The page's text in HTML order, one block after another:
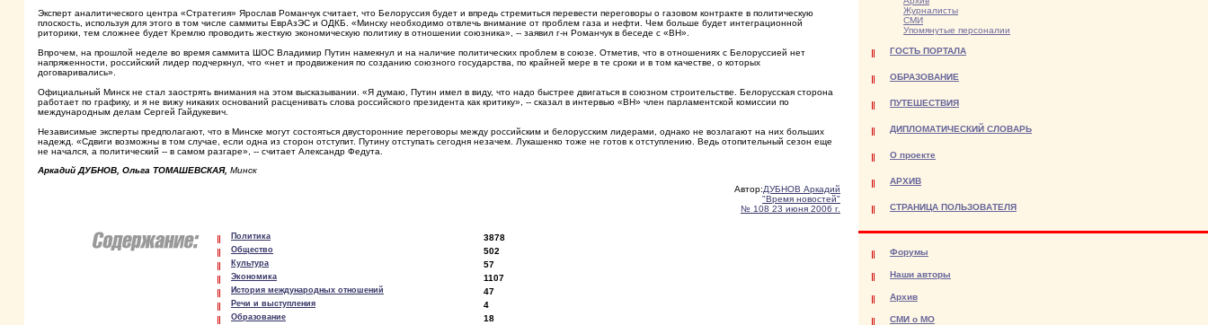
Эксперт аналитического центра «Стратегия» Ярослав Романчук считает, что Белоруссия будет и впредь стремиться перевести переговоры о газовом контракте в политическую
плоскость, используя для этого в том числе саммиты ЕврАзЭС и ОДКБ. «Минску необходимо отвлечь внимание от проблем газа и нефти. Чем больше будет интеграционной
риторики, тем сложнее будет Кремлю проводить жесткую экономическую политику в отношении союзника», -- заявил г-н Романчук в беседе с «ВН».
Впрочем, на прошлой неделе во время саммита ШОС Владимир Путин намекнул и на наличие политических проблем в союзе. Отметив, что в отношениях с Белоруссией нет
напряженности, российский лидер подчеркнул, что «нет и продвижения по созданию союзного государства, по крайней мере в те сроки и в том качестве, о которых
договаривались».
Официальный Минск не стал заострять внимания на этом высказывании. «Я думаю, Путин имел в виду, что надо быстрее двигаться в союзном строительстве. Белорусская сторона
работает по графику, и я не вижу никаких оснований расценивать слова российского президента как критику», -- сказал в интервью «ВН» член парламентской комиссии по
международным делам Сергей Гайдукевич.
Независимые эксперты предполагают, что в Минске могут состояться двусторонние переговоры между российским и белорусским лидерами, однако не возлагают на них больших
надежд. «Сдвиги возможны в том случае, если одна из сторон отступит. Путину отступать сегодня незачем. Лукашенко тоже не готов к отступлению. Ведь отопительный сезон еще
не начался, а политический -- в самом разгаре», -- считает Александр Федута.
Аркадий ДУБНОВ, Ольга ТОМАШЕВСКАЯ, Минск
Автор:ДУБНОВ Аркадий
"Время новостей"
№ 108 23 июня 2006 г.
Политика 3878
Общество 502
Культура 57
Экономика 1107
История международных отношений 47
Речи и выступления 4
Образование 18
Журналисты
СМИ
Упомянутые персоналии
ГОСТЬ ПОРТАЛА
ОБРАЗОВАНИЕ
ПУТЕШЕСТВИЯ
ДИПЛОМАТИЧЕСКИЙ СЛОВАРЬ
О проекте
АРХИВ
СТРАНИЦА ПОЛЬЗОВАТЕЛЯ
Форумы
Наши авторы
Архив
СМИ о МО